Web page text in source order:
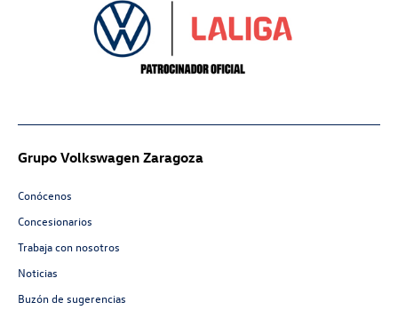
Grupo Volkswagen Zaragoza
Conócenos
Concesionarios
Trabaja con nosotros
Noticias
Buzón de sugerencias